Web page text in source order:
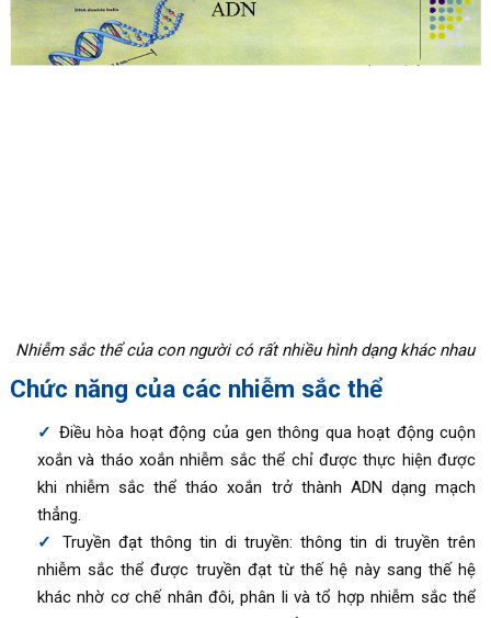
Nhiễm sắc thể của con người có rất nhiều hình dạng khác nhau
Chức năng của các nhiễm sắc thể
Điều hòa hoạt động của gen thông qua hoạt động cuộn
xoắn và tháo xoắn nhiễm sắc thể chỉ được thực hiện được
khi nhiễm sắc thể tháo xoắn trở thành ADN dạng mạch
thẳng.
Truyền đạt thông tin di truyền: thông tin di truyền trên
nhiễm sắc thể được truyền đạt từ thế hệ này sang thế hệ
khác nhờ cơ chế nhân đôi, phân li và tổ hợp nhiễm sắc thể